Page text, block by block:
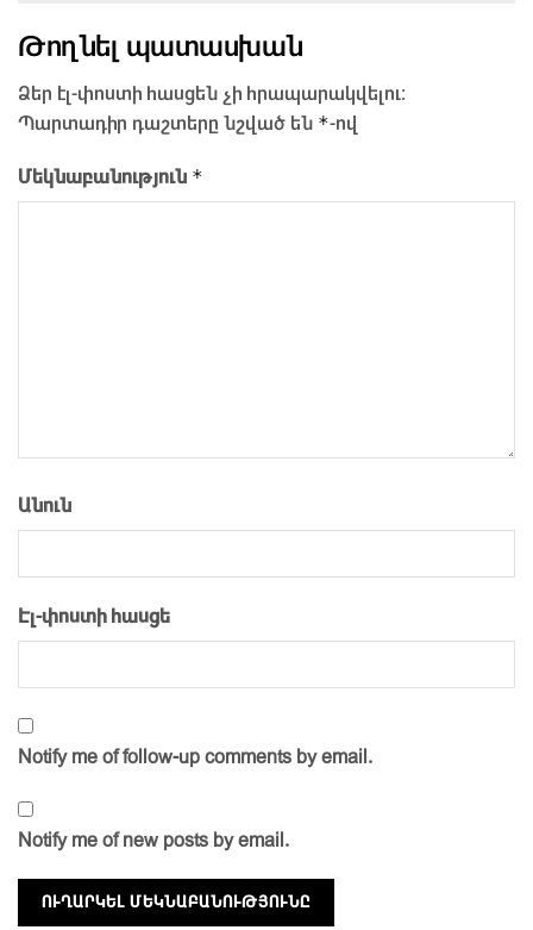
Թողնել պատասխան
Ձեր էլ-փոստի հասցեն չի հրապարակվելու։
Պարտադիր դաշտերը նշված են *-ով
Մեկնաբանություն *
Անուն
Էլ-փոստի հասցե
Notify me of follow-up comments by email.
Notify me of new posts by email.